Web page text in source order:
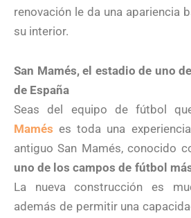
renovación le da una apariencia
su interior.
San Mamés, el estadio de uno
de España
Seas del equipo de fútbol
Mamés es toda una
antiguo San Mamés, conocido
uno de los campos de fútbol
La nueva construcción es
además de permitir una